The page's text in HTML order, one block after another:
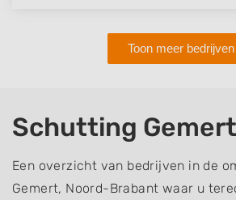
Toon meer bedrijven
Schutting Gemert
Een overzicht van bedrijven in de
Gemert, Noord-Brabant waar u